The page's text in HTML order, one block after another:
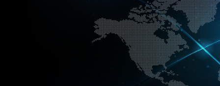
Enseigne publicitaire
Fabriquant et distributeur français
gamme à base de LED.
led, Topledworld, top led world, top
économie énergie, edf, lumière,